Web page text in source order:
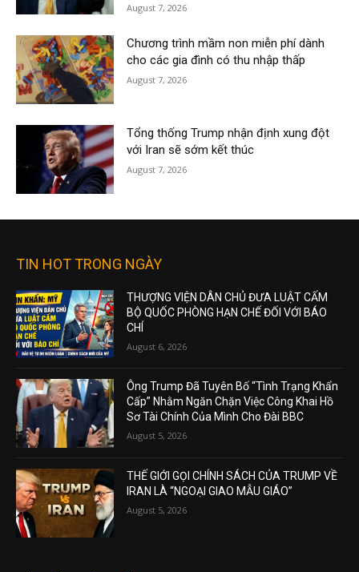
August 7, 2026
Chương trình mầm non miễn phí dành
cho các gia đình có thu nhập thấp
August 7, 2026
Tổng thống Trump nhận định xung đột
với Iran sẽ sớm kết thúc
August 7, 2026
TIN HOT TRONG NGÀY
THƯỢNG VIỆN DÂN CHỦ ĐƯA LUẬT CẤM
BỘ QUỐC PHÒNG HẠN CHẾ ĐỐI VỚI BÁO
CHÍ
August 6, 2026
Ông Trump Đã Tuyên Bố “Tình Trạng Khẩn
Cấp” Nhằm Ngăn Chặn Việc Công Khai Hồ
Sơ Tài Chính Của Mình Cho Đài BBC
August 5, 2026
THẾ GIỚI GỌI CHÍNH SÁCH CỦA TRUMP VỀ
IRAN LÀ “NGOẠI GIAO MẪU GIÁO”
August 5, 2026